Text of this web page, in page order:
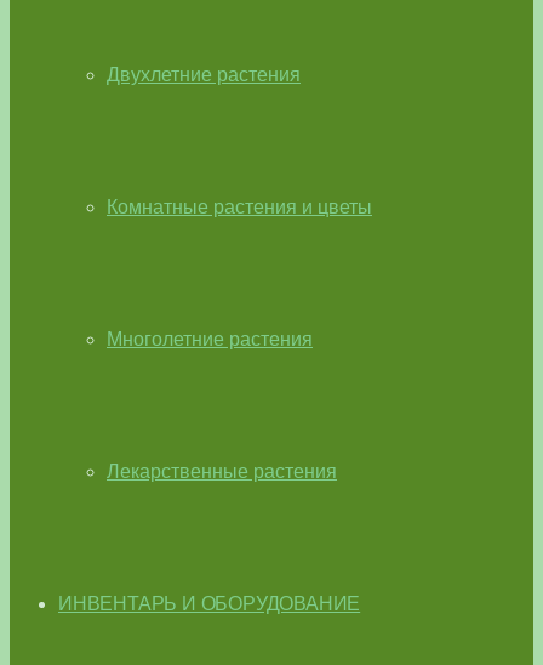
Двухлетние растения
Комнатные растения и цветы
Многолетние растения
Лекарственные растения
ИНВЕНТАРЬ И ОБОРУДОВАНИЕ